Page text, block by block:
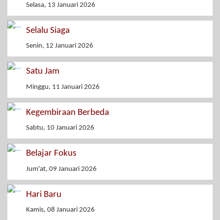
Selasa, 13 Januari 2026
Selalu Siaga
Senin, 12 Januari 2026
Satu Jam
Minggu, 11 Januari 2026
Kegembiraan Berbeda
Sabtu, 10 Januari 2026
Belajar Fokus
Jum'at, 09 Januari 2026
Hari Baru
Kamis, 08 Januari 2026